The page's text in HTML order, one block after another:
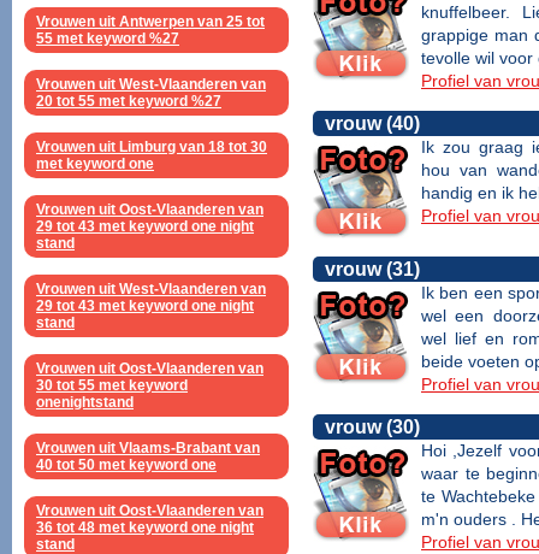
Vrouwen uit Antwerpen van 25 tot
55 met keyword %27
Vrouwen uit West-Vlaanderen van
20 tot 55 met keyword %27
Vrouwen uit Limburg van 18 tot 30
met keyword one
Vrouwen uit Oost-Vlaanderen van
29 tot 43 met keyword one night
stand
Vrouwen uit West-Vlaanderen van
29 tot 43 met keyword one night
stand
Vrouwen uit Oost-Vlaanderen van
30 tot 55 met keyword
onenightstand
Vrouwen uit Vlaams-Brabant van
40 tot 50 met keyword one
Vrouwen uit Oost-Vlaanderen van
36 tot 48 met keyword one night
stand
knuffelbeer.
grappige man
tevolle wil voor
Profiel van
vrouw (40)
Ik zou graag
hou van
handig en ik
Profiel van
vrouw (31)
Ik ben een
wel een
wel lief en
beide voeten
Profiel van
vrouw (30)
Hoi ,Jezelf
waar te
te
m'n ouders .
Profiel van